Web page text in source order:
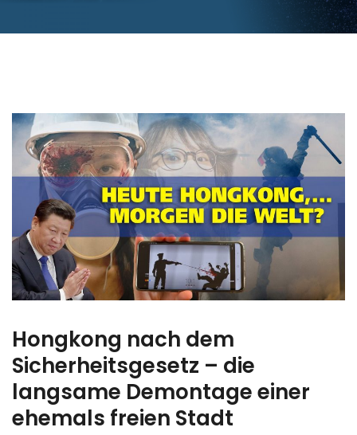
Hongkong nach dem
Sicherheitsgesetz – die
langsame Demontage einer
ehemals freien Stadt